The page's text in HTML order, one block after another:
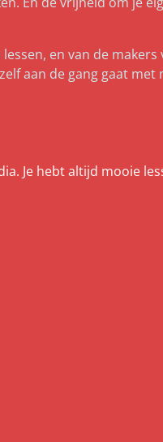
en van de
aan de gang gaat met
Je hebt altijd mooie